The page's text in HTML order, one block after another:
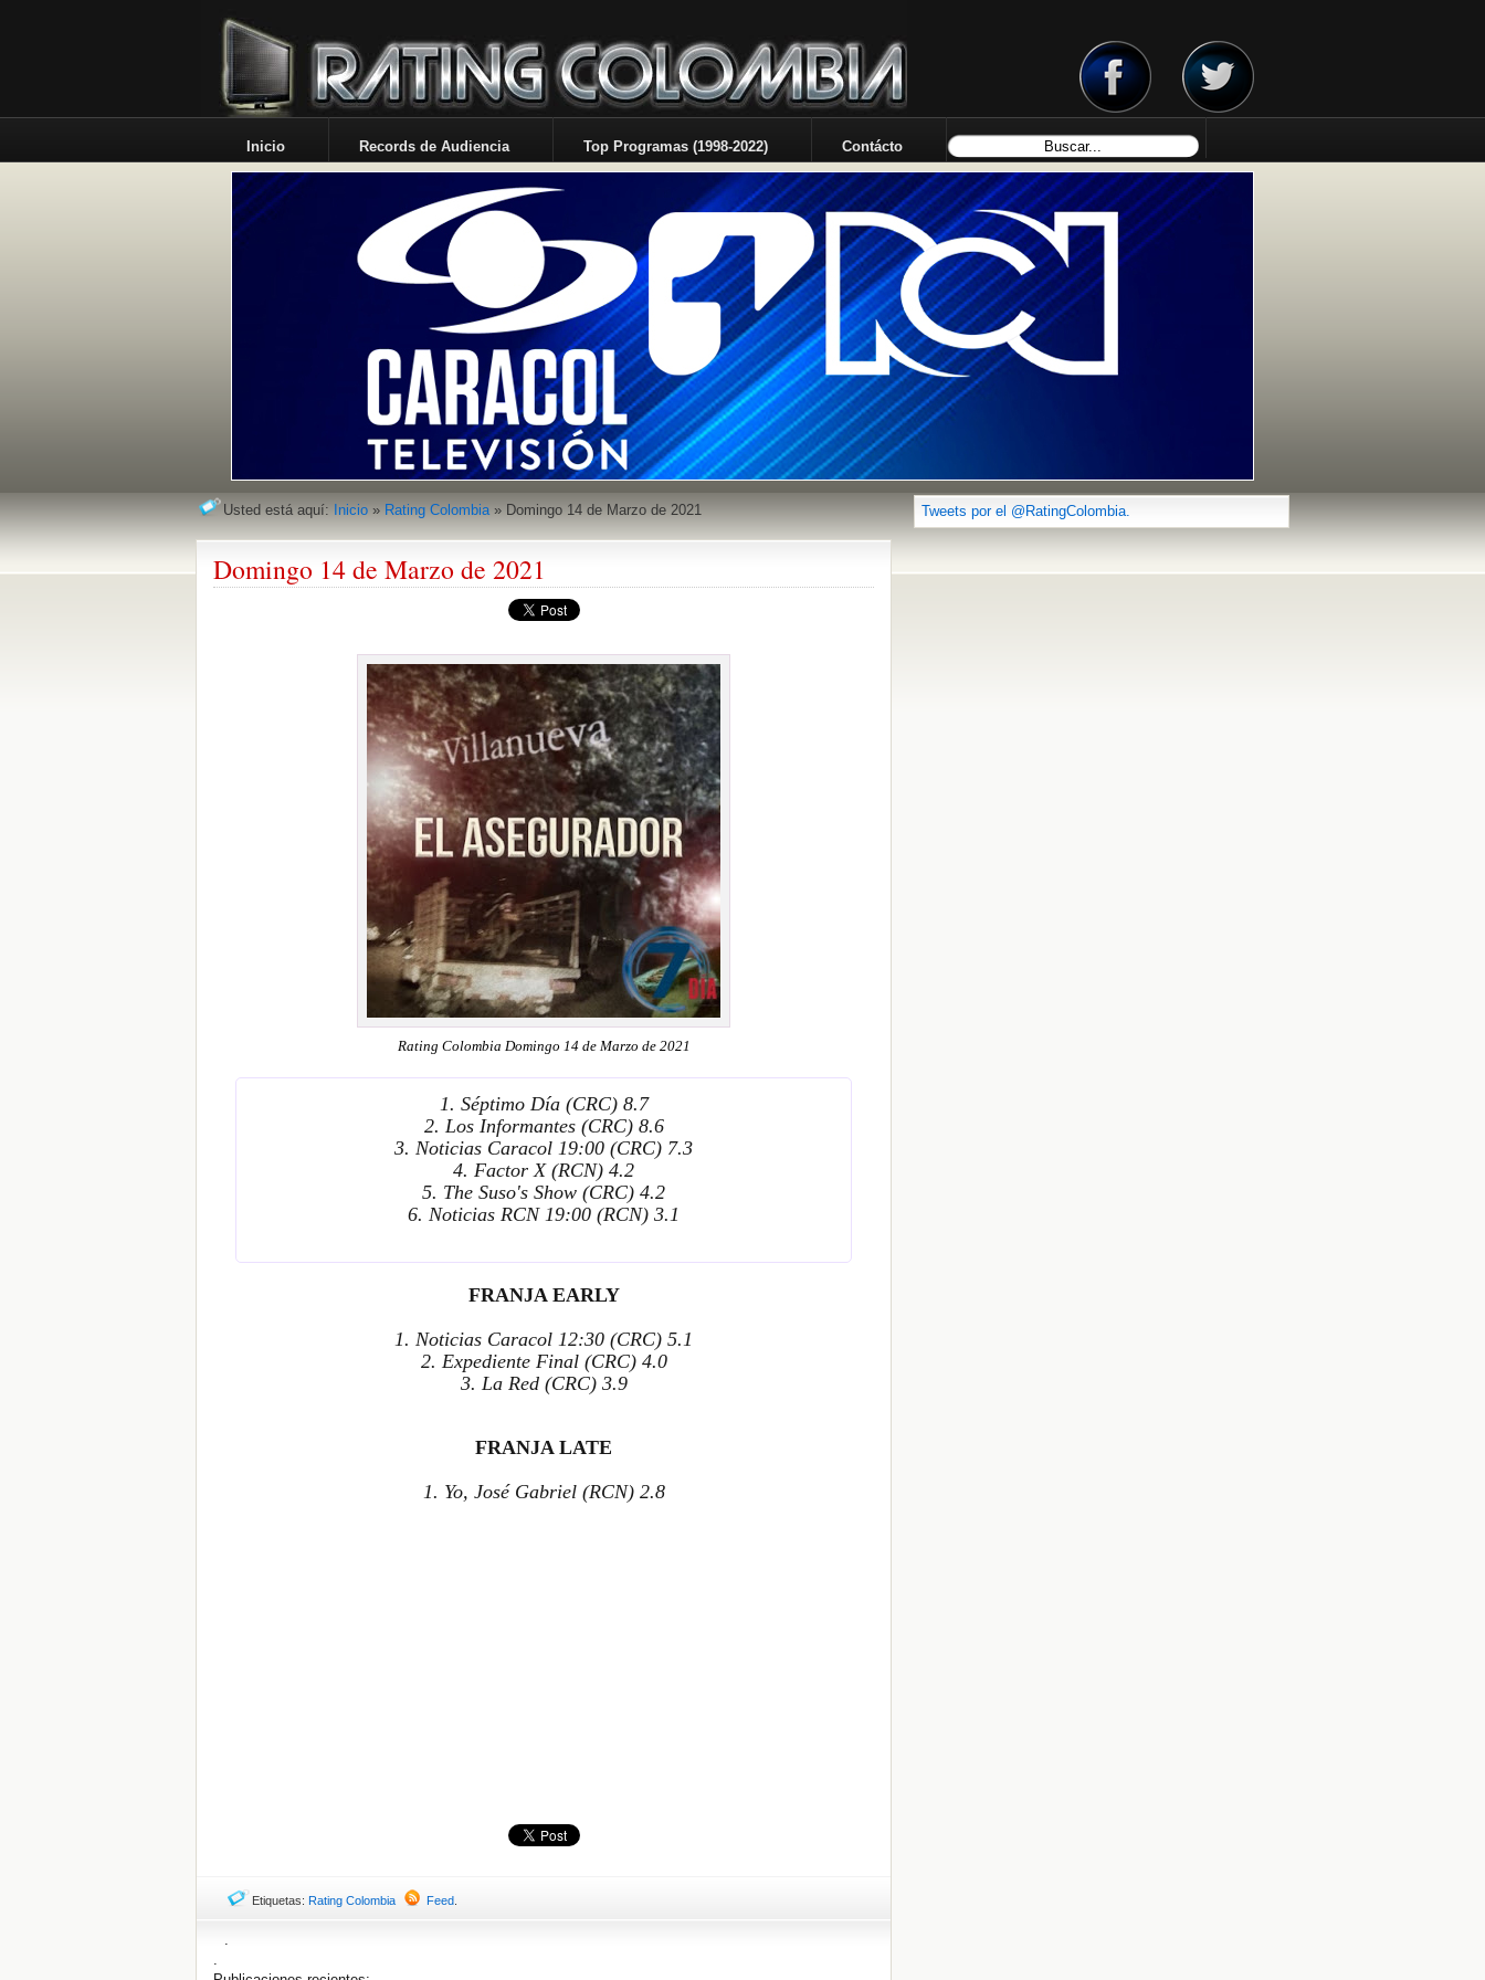
Inicio Records de Audiencia Top Programas (1998-2022) Contácto
Usted está aquí: Inicio » Rating Colombia» Domingo 14 de Marzo de 2021
Domingo 14 de Marzo de 2021
Rating Colombia Domingo 14 de Marzo de 2021
1. Séptimo Día (CRC) 8.7
2. Los Informantes (CRC) 8.6
3. Noticias Caracol 19:00 (CRC) 7.3
4. Factor X (RCN) 4.2
5. The Suso's Show (CRC) 4.2
6. Noticias RCN 19:00 (RCN) 3.1
FRANJA EARLY
1. Noticias Caracol 12:30 (CRC) 5.1
2. Expediente Final (CRC) 4.0
3. La Red (CRC) 3.9
FRANJA LATE
1. Yo, José Gabriel (RCN) 2.8
Etiquetas: Rating Colombia Feed
.
.
Tweets por el @RatingColombia.